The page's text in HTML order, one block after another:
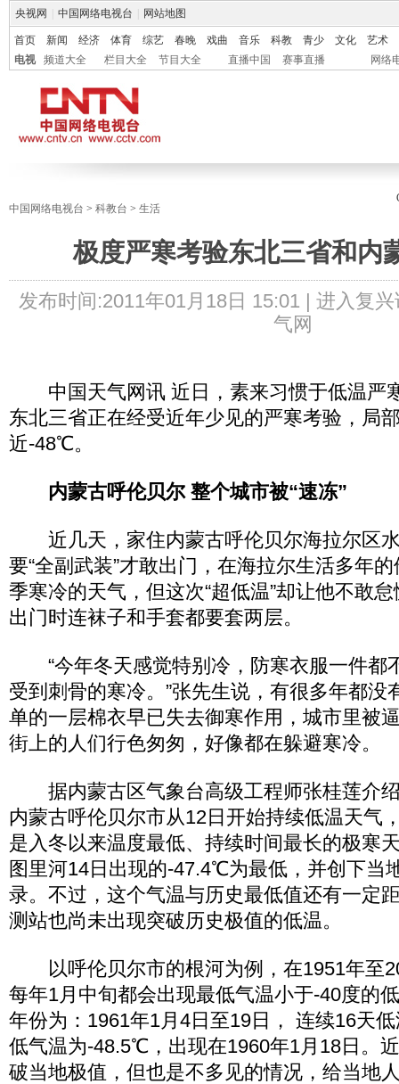
央视网 中国网络电视台 网站地图
首页 新闻 经济 体育 综艺 春晚 戏曲 音乐 科教 青少 文化
艺术
电视
频道大全 栏目大全 节目大全 直播中国 赛事直播 网络
中国网络电视台 > 科教台 > 生活
极度严寒考验东北三省和内
发布时间:2011年01月18日 15:01 | 进入复兴
气网
中国天气网讯 近日，素来习惯于低温严
东北三省正在经受近年少见的严寒考验，局
近-48℃。
内蒙古呼伦贝尔 整个城市被“速冻”
近几天，家住内蒙古呼伦贝尔海拉尔区
要“全副武装”才敢出门，在海拉尔生活多年
季寒冷的天气，但这次“超低温”却让他不敢
出门时连袜子和手套都要套两层。
“今年冬天感觉特别冷，防寒衣服一件都
受到刺骨的寒冷。”张先生说，有很多年都没
单的一层棉衣早已失去御寒作用，城市里被
街上的人们行色匆匆，好像都在躲避寒冷。
据内蒙古区气象台高级工程师张桂莲介
内蒙古呼伦贝尔市从12日开始持续低温天气
是入冬以来温度最低、持续时间最长的极寒
图里河14日出现的-47.4℃为最低，并创下当
录。不过，这个气温与历史最低值还有一定
测站也尚未出现突破历史极值的低温。
以呼伦贝尔市的根河为例，在1951年至
每年1月中旬都会出现最低气温小于-40度的
年份为：1961年1月4日至19日， 连续16天
低气温为-48.5℃，出现在1960年1月18日。
破当地极值，但也是不多见的情况，给当地